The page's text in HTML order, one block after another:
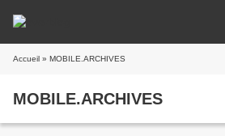
Accueil » MOBILE.ARCHIVES
MOBILE.ARCHIVES